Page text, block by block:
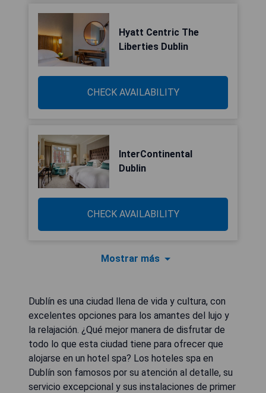
Hyatt Centric The
Liberties Dublin
CHECK AVAILABILITY
InterContinental
Dublin
CHECK AVAILABILITY
Mostrar más
Dublín es una ciudad llena de vida y cultura, con
excelentes opciones para los amantes del lujo y
la relajación. ¿Qué mejor manera de disfrutar de
todo lo que esta ciudad tiene para ofrecer que
alojarse en un hotel spa? Los hoteles spa en
Dublín son famosos por su atención al detalle, su
servicio excepcional y sus instalaciones de primer